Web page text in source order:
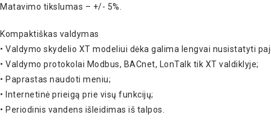
Matavimo tikslumas – +/- 5%.
Kompaktiškas valdymas
• Valdymo skydelio XT modeliui dėka galima lengvai nusistatyti
• Valdymo protokolai Modbus, BACnet, LonTalk tik XT valdiklyje;
• Paprastas naudoti meniu;
• Internetinė prieigą prie visų funkcijų;
• Periodinis vandens išleidimas iš talpos.